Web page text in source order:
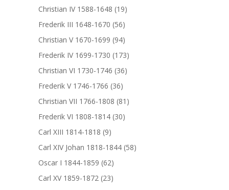
Christian IV 1588-1648 (19)
Frederik III 1648-1670 (56)
Christian V 1670-1699 (94)
Frederik IV 1699-1730 (173)
Christian VI 1730-1746 (36)
Frederik V 1746-1766 (36)
Christian VII 1766-1808 (81)
Frederik VI 1808-1814 (30)
Carl XIII 1814-1818 (9)
Carl XIV Johan 1818-1844 (58)
Oscar I 1844-1859 (62)
Carl XV 1859-1872 (23)